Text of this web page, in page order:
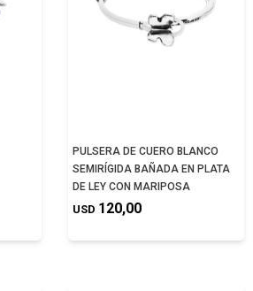
PULSERA DE CUERO BLANCO
SEMIRÍGIDA BAÑADA EN PLATA
DE LEY CON MARIPOSA
USD 120,00